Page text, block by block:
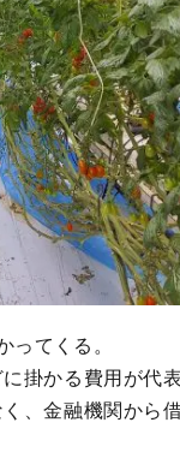
ってくる。
掛かる費用が代
、金融機関から